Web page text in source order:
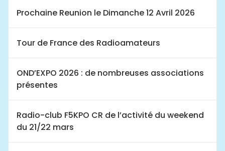
Prochaine Reunion le Dimanche 12 Avril 2026
Tour de France des Radioamateurs
OND’EXPO 2026 : de nombreuses associations
présentes
Radio-club F5KPO CR de l’activité du weekend
du 21/22 mars